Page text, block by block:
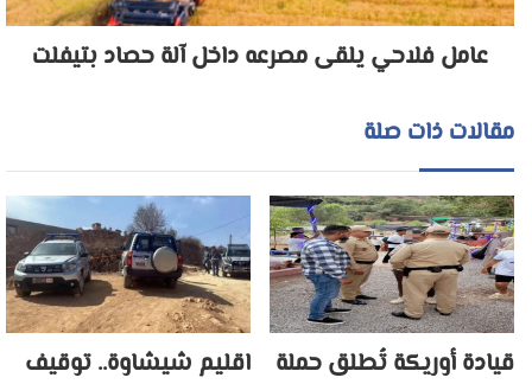
عامل فلاحي يلقى مصرعه داخل آلة حصاد بتيفلت
مقالات ذات صلة
قيادة أوريكة تُطلق حملة
اقليم شيشاوة.. توقيف